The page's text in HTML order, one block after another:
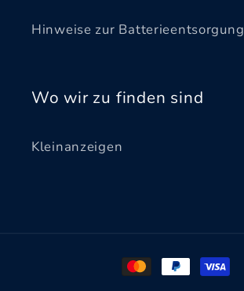
Hinweise zur Batterieentsorgung
Wo wir zu finden sind
Kleinanzeigen
Zahlungsmethoden